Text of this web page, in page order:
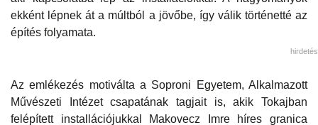
ekként lépnek át a múltból a jövőbe, így válik történetté az
építés folyamata.
hirdetés
Az emlékezés motiválta a Soproni Egyetem, Alkalmazott
Művészeti Intézet csapatának tagjait is, akik Tokajban
felépített installációjukkal Makovecz Imre híres granica